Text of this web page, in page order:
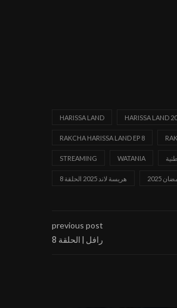
HARISSA LAND HARISSA LAND
RAKCHA HARISSA LAND EP 8
STREAMING WATANIA
هريسة لاند 2025 الحلقة 8 2025
previous post
رافل | الحلقة 8